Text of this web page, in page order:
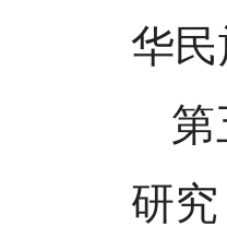
华
研